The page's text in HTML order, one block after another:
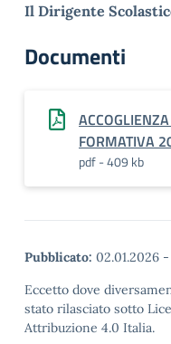
Il Dirigente
Documenti
FORMATIVA
pdf - 409 kb
Pubblicato: 02.01.2026 -
Eccetto dove
stato rilasciato sotto
Attribuzione 4.0 Italia.